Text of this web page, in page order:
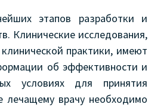
этапов разработки и
Клинические исследования,
практики, имеют
об эффективности и
условиях для принятия
лечащему врачу необходимо